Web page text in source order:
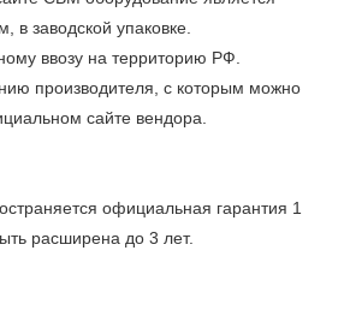
в заводской упаковке.
ввозу на территорию РФ.
производителя, с которым можно
сайте вендора.
официальная гарантия 1
расширена до 3 лет.